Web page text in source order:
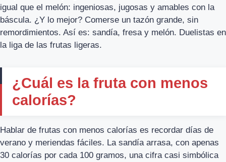
igual que el melón: ingeniosas, jugosas y amables con la
báscula. ¿Y lo mejor? Comerse un tazón grande, sin
remordimientos. Así es: sandía, fresa y melón. Duelistas en
la liga de las frutas ligeras.
¿Cuál es la fruta con menos
calorías?
Hablar de frutas con menos calorías es recordar días de
verano y meriendas fáciles. La sandía arrasa, con apenas
30 calorías por cada 100 gramos, una cifra casi simbólica